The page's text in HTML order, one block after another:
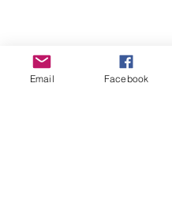
Email Facebook